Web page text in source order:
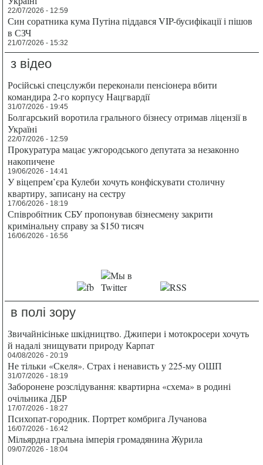
22/07/2026 - 12:59
Син соратника кума Путіна піддався VIP-бусифікації і пішов
в СЗЧ
21/07/2026 - 15:32
з відео
Російські спецслужби переконали пенсіонера вбити
командира 2-го корпусу Нацгвардії
31/07/2026 - 19:45
Болгарський воротила грального бізнесу отримав ліцензії в
Україні
22/07/2026 - 12:59
Прокуратура мацає ужгородського депутата за незаконно
накопичене
19/06/2026 - 14:41
У віцепрем’єра Кулеби хочуть конфіскувати столичну
квартиру, записану на сестру
17/06/2026 - 18:19
Співробітник СБУ пропонував бізнесмену закрити
кримінальну справу за $150 тисяч
16/06/2026 - 16:56
в полі зору
Звичайнісіньке шкідництво. Джипери і мотокросери хочуть
й надалі знищувати природу Карпат
04/08/2026 - 20:19
Не тільки «Скеля». Страх і ненависть у 225-му ОШП
31/07/2026 - 18:19
Заборонене розслідування: квартирна «схема» в родині
очільника ДБР
17/07/2026 - 18:27
Психопат-городник. Портрет комбрига Лучанова
16/07/2026 - 16:42
Мільярдна гральна імперія громадянина Журила
09/07/2026 - 18:04